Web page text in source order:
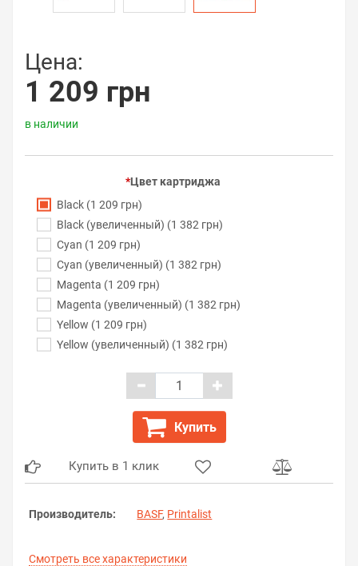
Цена:
1 209 грн
в наличии
Цвет картриджа
Black (1 209 грн)
Black (увеличенный) (1 382 грн)
Cyan (1 209 грн)
Cyan (увеличенный) (1 382 грн)
Magenta (1 209 грн)
Magenta (увеличенный) (1 382 грн)
Yellow (1 209 грн)
Yellow (увеличенный) (1 382 грн)
Купить
Купить в 1 клик
Производитель: BASF, Printalist
Смотреть все характеристики